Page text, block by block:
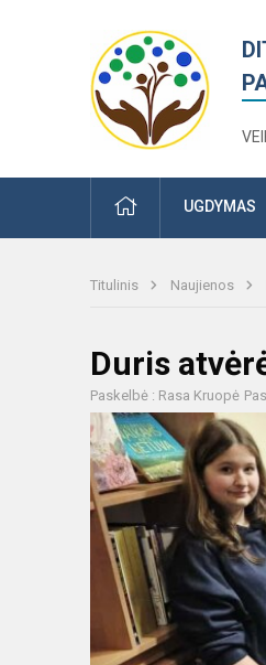
PRADŽIAUGDYMAS
Titulinis Naujienos
Duris
Paskelbė : Rasa Kruopė